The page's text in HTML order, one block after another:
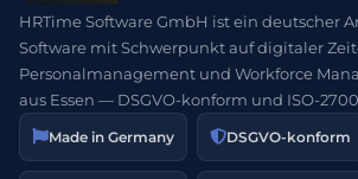
HRTime Software GmbH ist ein deutscher
Software mit Schwerpunkt auf digitaler
Personalmanagement und Workforce
aus Essen — DSGVO-konform und ISO-
Made in Germany DSGVO-konform